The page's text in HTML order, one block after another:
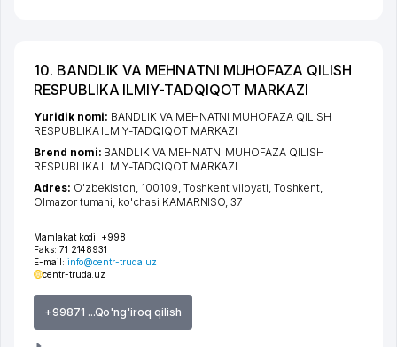
10. BANDLIK VA MEHNATNI MUHOFAZA QILISH
RESPUBLIKA ILMIY-TADQIQOT MARKAZI
Mamlakat kodi: +998
Faks: 71 2148931
E-mail: info@centr-truda.uz
centr-truda.uz
+99871 ...Qo'ng'iroq qilish
Yuridik nomi: BANDLIK VA MEHNATNI MUHOFAZA QILISH
RESPUBLIKA ILMIY-TADQIQOT MARKAZI
Brend nomi: BANDLIK VA MEHNATNI MUHOFAZA QILISH
RESPUBLIKA ILMIY-TADQIQOT MARKAZI
Adres: O'zbekiston, 100109, Toshkent viloyati Toshkent
Olmazor tumani ko'chasi KAMARNISO , 37